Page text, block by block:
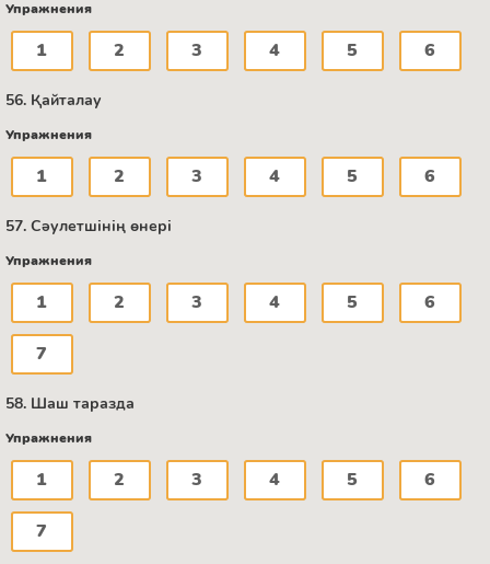
Упражнения
1 2 3 4 5 6
56. Қайталау
Упражнения
1 2 3 4 5 6
57. Сәулетшінің өнері
Упражнения
1 2 3 4 5 6
7
58. Шаш таразда
Упражнения
1 2 3 4 5 6
7